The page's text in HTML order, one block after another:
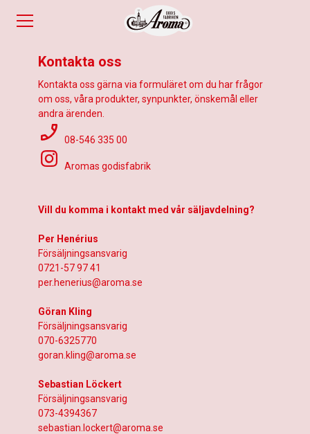
Kontakta oss
Kontakta oss gärna via formuläret om du har frågor
om oss, våra produkter, synpunkter, önskemål eller
andra ärenden.
08-546 335 00
Aromas godisfabrik
Vill du komma i kontakt med vår säljavdelning?
Per Henérius
Försäljningsansvarig
0721-57 97 41
per.henerius@aroma.se
Göran Kling
Försäljningsansvarig
070-6325770
goran.kling@aroma.se
Sebastian Löckert
Försäljningsansvarig
073-4394367
sebastian.lockert@aroma.se